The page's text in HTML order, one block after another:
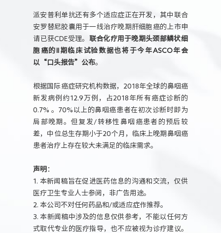
派安普利单抗还有多个适应症正在开发，其中联合
安罗替尼胶囊用于一线治疗晚期肝细胞癌的上市申
请已获CDE受理。 联合化疗用于晚期头颈部鳞状细
胞癌的II期临床试验数据也将于今年ASCO年会
以“口头报告”公布。
根据国际癌症研究机构数据，2018年全球的鼻咽癌
新发病例约12.9万例，占2018年所有癌症诊断的
0.7% 。70%以上的鼻咽癌患者在初次诊断时即为
局部晚期。但复发/转移性鼻咽癌患者的预后较
差，中位总生存期小于20个月，临床上晚期鼻咽癌
患者治疗上存在较大未满足的临床需求。
声明 ：
1. 本新闻稿旨在促进医药信息的沟通和交流，仅供
医疗卫生专业人士参阅，非广告用途。
2. 本公司不对任何药品和/或适应症作推荐。
3. 本新闻稿中涉及的信息仅供参考，不能以任何方
式取代专业的医疗指导，也不应被视为诊疗建议。